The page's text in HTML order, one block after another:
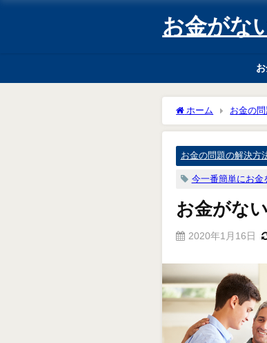
お金がな
ホーム お金の
お金の問題の解決方
今一番簡単にお金
お金がな
2020年1月16日